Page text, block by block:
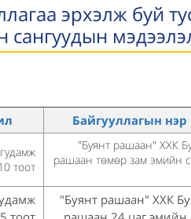
эрхэлж буй
сангуудын
Байгууллагын нэр
тоот
"Буянт рашаан" ХХК
рашаан төмөр зам эмийн
"Буянт рашаан" ХХК